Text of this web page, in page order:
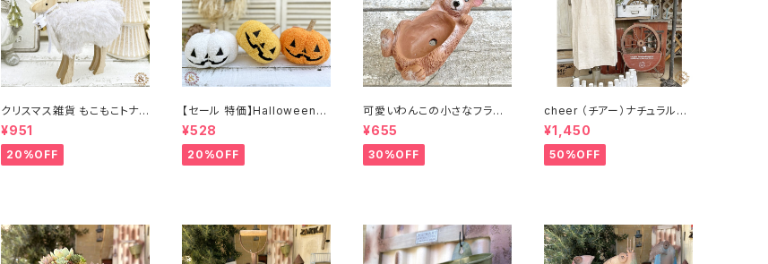
クリスマス雑貨 もこもこトナカ
イ ファー ウッドディアースタ
ンド
¥951
20%OFF
【セール 特価】Halloween
ハロウィン ふわふわ かぼちゃ
オーナメント
¥528
20%OFF
可愛いわんこの小さなフラワ
ーポット 犬のミニポット クシ
ェシオポット /多肉用ポット 多
肉植物 寄せ植え ガーデニン
グ
¥655
30%OFF
cheer （チアー）ナチュラルな
コットンのチュニック【訳あり
デッドストック ナチュラル おし
ゃれ かわいい 】
¥1,450
50%OFF